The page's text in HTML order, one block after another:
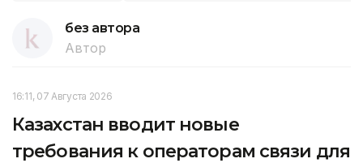
без автора
Автор
16:11, 07 Августа 2026
Казахстан вводит новые
требования к операторам связи для